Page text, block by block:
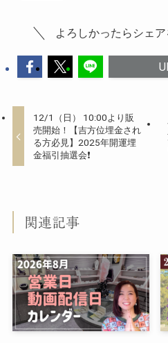
よろしかったらシェア
12/1（日） 10:00より販
売開始！【吉方位埋金され
る方必見】2025年開運埋
金福引抽選会❗️
関連記事